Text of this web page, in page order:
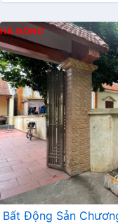
HÀ ĐÔNG
Bất Động Sản